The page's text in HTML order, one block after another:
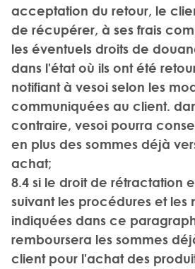
acceptation du retour, le
de récupérer, à ses frais
les éventuels droits de
dans l'état où ils ont été
notifiant à vesoi selon les
communiquées au client.
contraire, vesoi pourra
en plus des sommes déjà
achat;
8.4 si le droit de rétractation
suivant les procédures et les
indiquées dans ce
remboursera les sommes
client pour l'achat des